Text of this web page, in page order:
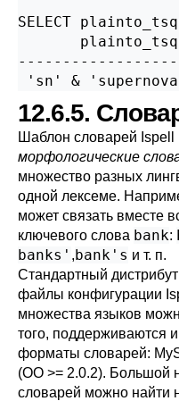
SELECT
12.6.5.
Шаблон словарей Ispell
морфологические
множество разных
одной лексеме.
может связать вместе
ключевого слова bank:
banks' ,bank's и т. п.
Стандартный
файлы конфигурации
множества языков
того, поддерживаются
форматы словарей:
(OO >= 2.0.2). Большой
словарей можно найти